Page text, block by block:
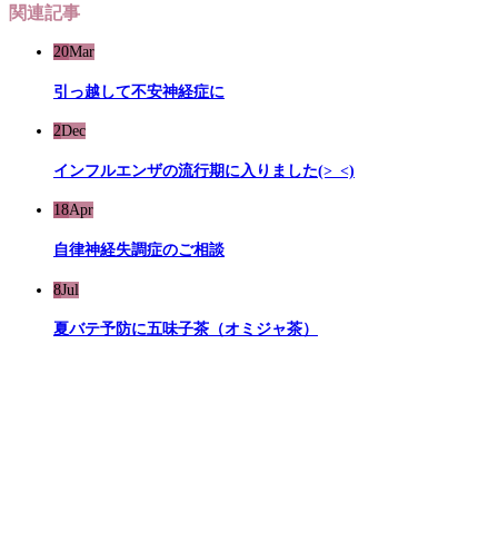
関連記事
20Mar
引っ越して不安神経症に
2Dec
インフルエンザの流行期に入りました(>_<)
18Apr
自律神経失調症のご相談
8Jul
夏バテ予防に五味子茶（オミジャ茶）